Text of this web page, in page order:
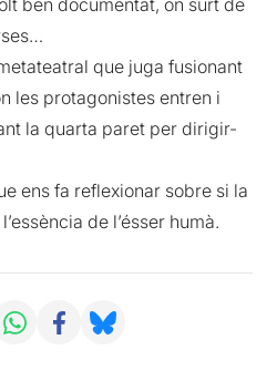
ben documentat, on surt de
que juga fusionant
les protagonistes entren i
la quarta paret per dirigir-
ens fa reflexionar sobre si la
de l’ésser humà.